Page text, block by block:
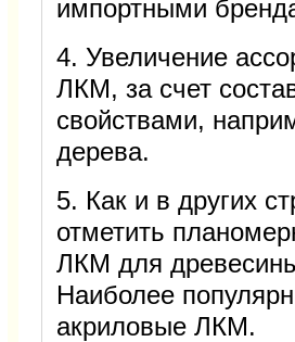
импортными
4. Увеличение
ЛКМ, за счет
свойствами,
дерева.
5. Как и в других
отметить
ЛКМ для
Наиболее
акриловые ЛКМ.